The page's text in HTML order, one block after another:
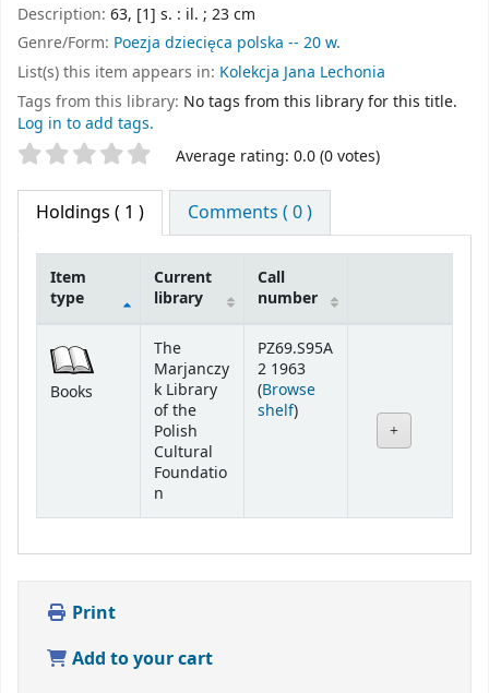
Description: 63, [1] s. : il. ; 23 cm
Genre/Form: Poezja dziecięca polska -- 20 w.
List(s) this item appears in: Kolekcja Jana Lechonia
Tags from this library: No tags from this library for this title.
Log in to add tags.
Star ratings Average rating: 0.0 (0 votes)
Holdings ( 1 ) Comments ( 0 )
Item
type
Current
library
Call
number
Books
The
Marjanczy
k Library
of the
Polish
Cultural
Foundatio
n
PZ69.S95A
2 1963
(Browse
shelf(Opens below)
)
Print
Add to your cart